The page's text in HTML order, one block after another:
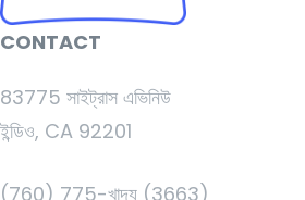
CONTACT
83775 সাইট্রাস এভিনিউ
ইন্ডিও, CA 92201
(760) 775-খাদ্য (3663)